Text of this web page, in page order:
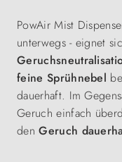
PowAir Mist
unterwegs - eignet
feine Sprühnebel
dauerhaft. Im
Geruch einfach
denGeruch